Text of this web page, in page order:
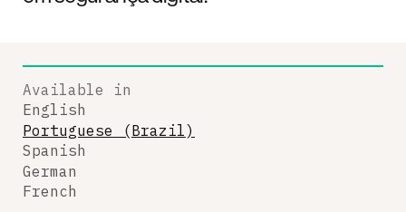
Available in
English
Portuguese (Brazil)
Spanish
German
French